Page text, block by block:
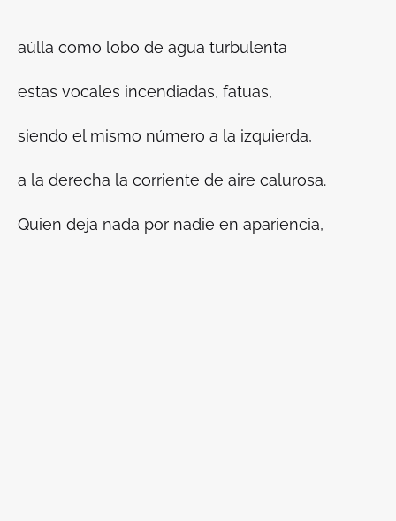
aúlla como lobo de agua turbulenta
estas vocales incendiadas, fatuas,
siendo el mismo número a la izquierda,
a la derecha la corriente de aire calurosa.
Quien deja nada por nadie en apariencia,